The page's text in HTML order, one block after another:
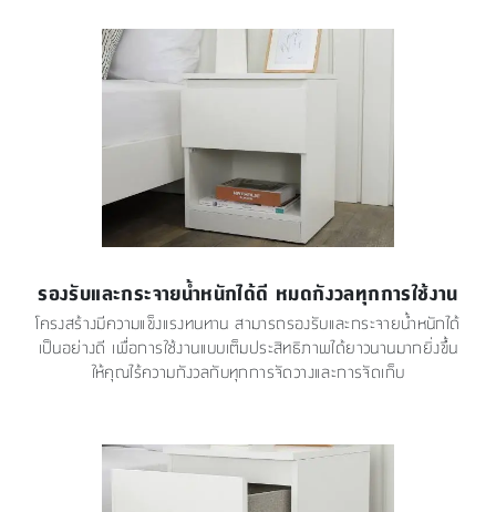
รองรับและกระจายน้ำหนักได้ดี หมดกังวลทุกการใช้งาน
โครงสร้างมีความแข็งแรงทนทาน สามารถรองรับและกระจายน้ำหนักได้
เป็นอย่างดี เพื่อการใช้งานแบบเต็มประสิทธิภาพได้ยาวนานมากยิ่งขึ้น
ให้คุณไร้ความกังวลกับทุกการจัดวางและการจัดเก็บ